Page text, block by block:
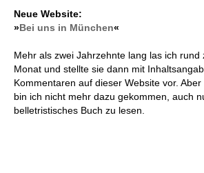
Neue Website:
»Bei uns in München«
Mehr als zwei Jahrzehnte lang las ich rund
Monat und stellte sie dann mit
Kommentaren auf dieser Website vor.
bin ich nicht mehr dazu gekommen, auch
belletristisches Buch zu lesen.